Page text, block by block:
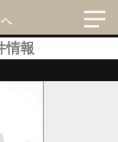
情報